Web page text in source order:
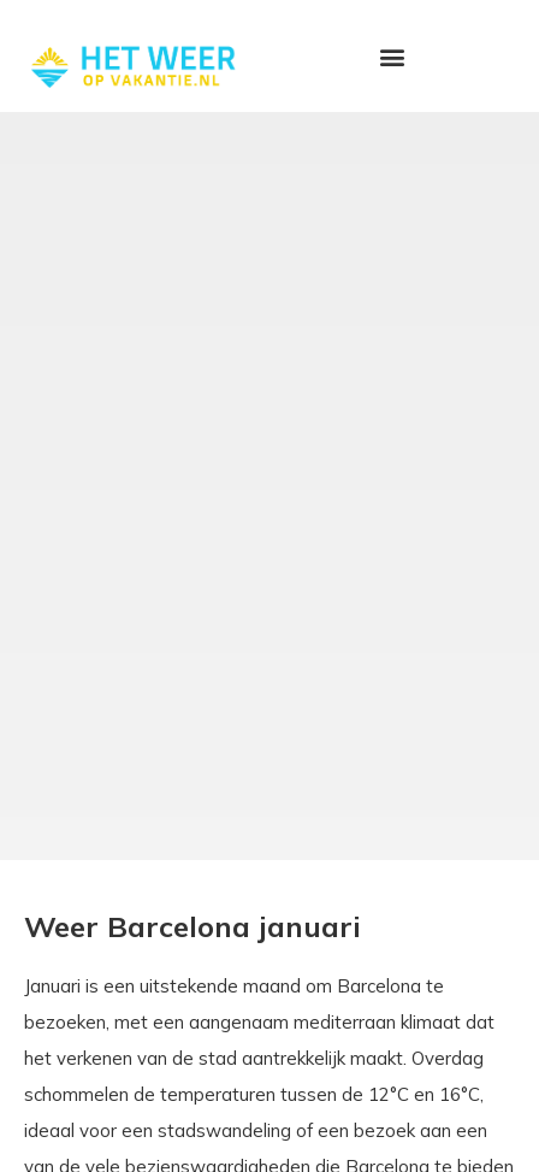
Weer Barcelona januari
Januari is een uitstekende maand om Barcelona te
bezoeken, met een aangenaam mediterraan klimaat dat
het verkenen van de stad aantrekkelijk maakt. Overdag
schommelen de temperaturen tussen de 12°C en 16°C,
ideaal voor een stadswandeling of een bezoek aan een
van de vele bezienswaardigheden die Barcelona te bieden